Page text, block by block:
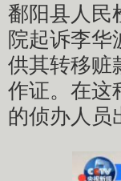
鄱阳县人民
院起诉李华
供其转移赃
作证。在这
的侦办人员